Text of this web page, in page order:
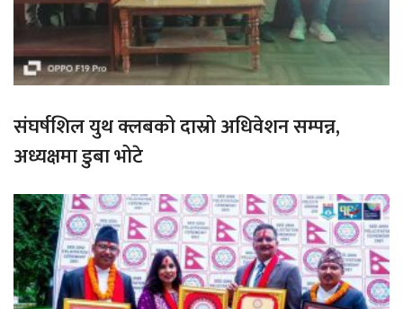
संघर्षशिल युथ क्लबको दास्रो अधिवेशन सम्पन्न,
अध्यक्षमा डुबा भोटे